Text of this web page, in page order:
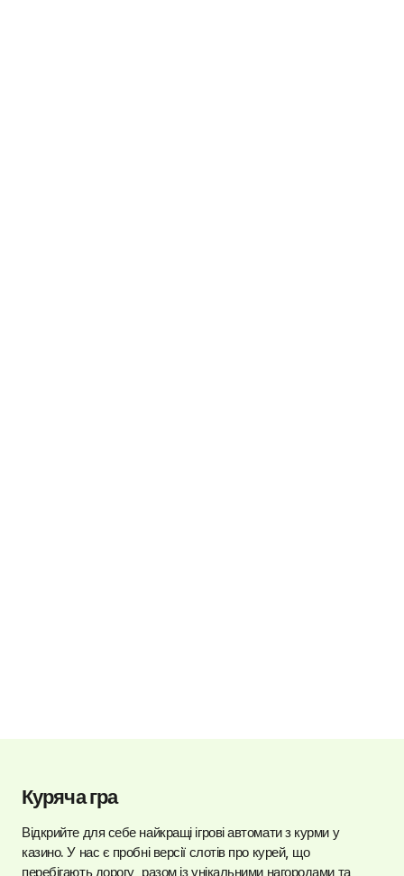
Куряча гра
Відкрийте для себе найкращі ігрові автомати з курми у
казино. У нас є пробні версії слотів про курей, що
перебігають дорогу, разом із унікальними нагородами та